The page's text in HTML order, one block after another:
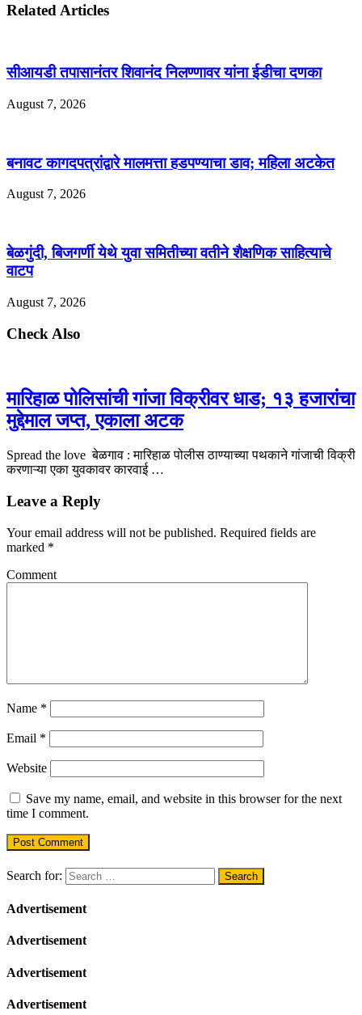
Related Articles
सीआयडी तपासानंतर शिवानंद निलण्णावर यांना ईडीचा दणका
August 7, 2026
बनावट कागदपत्रांद्वारे मालमत्ता हडपण्याचा डाव; महिला अटकेत
August 7, 2026
बेळगुंदी, बिजगर्णी येथे युवा समितीच्या वतीने शैक्षणिक साहित्याचे
वाटप
August 7, 2026
Check Also
मारिहाळ पोलिसांची गांजा विक्रीवर धाड; १३ हजारांचा
मुद्देमाल जप्त, एकाला अटक
Spread the love बेळगाव : मारिहाळ पोलीस ठाण्याच्या पथकाने गांजाची विक्री
करणाऱ्या एका युवकावर कारवाई …
Leave a Reply
Your email address will not be published. Required fields are
marked *
Comment
Name *
Email *
Website
Save my name, email, and website in this browser for the next
time I comment.
Search for:
Advertisement
Advertisement
Advertisement
Advertisement